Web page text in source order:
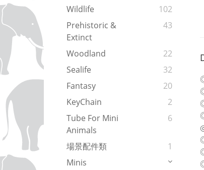
Wildlife
102
Prehistoric &
Extinct
43
Woodland
22
Sealife
32
Fantasy
20
KeyChain
2
Tube For Mini
Animals
6
場景配件類
1
Minis